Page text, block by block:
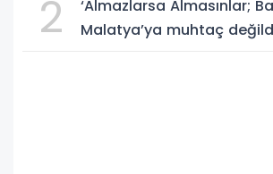
2
‘Almazlarsa Almasınlar;
Malatya’ya muhtaç